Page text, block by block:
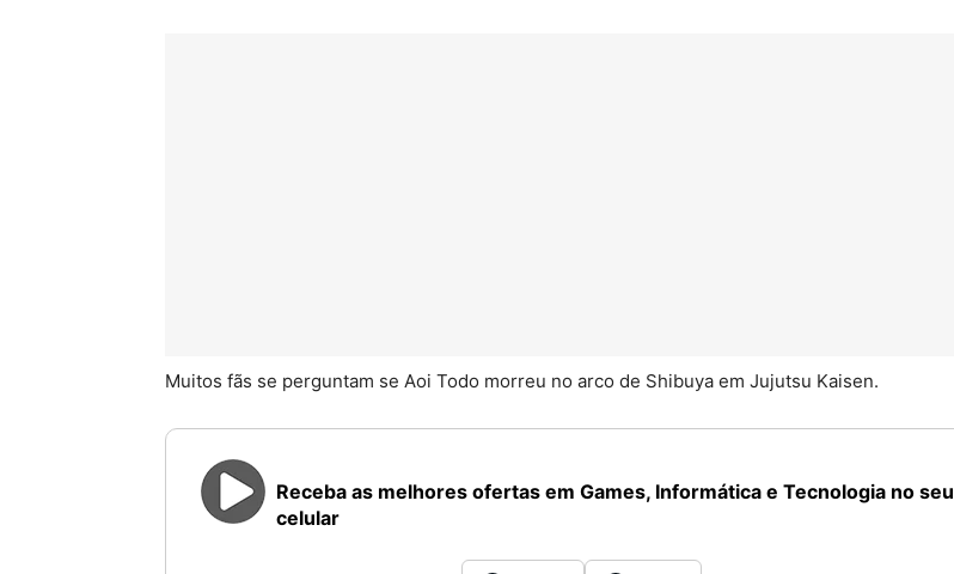
Muitos fãs se perguntam se Aoi Todo morreu no arco de Shibuya em Jujutsu Kaisen.
Receba as melhores ofertas em Games, Informática e Tecnologia no seu
celular